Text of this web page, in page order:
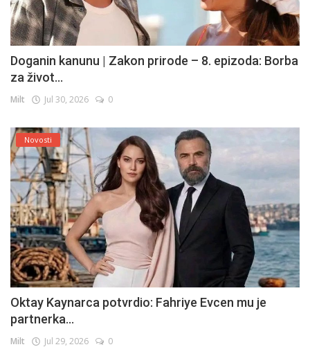
Doganin kanunu | Zakon prirode – 8. epizoda: Borba
za život...
Milt Jul 30, 2026 0
Novosti
Oktay Kaynarca potvrdio: Fahriye Evcen mu je
partnerka...
Milt Jul 29, 2026 0